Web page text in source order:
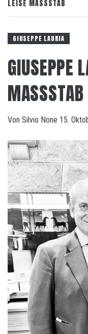
LEISE MASSSTAB
GIUSEPPE LAURIA
GIUSEPPE
MASSSTAB
Von Silvio None 15.